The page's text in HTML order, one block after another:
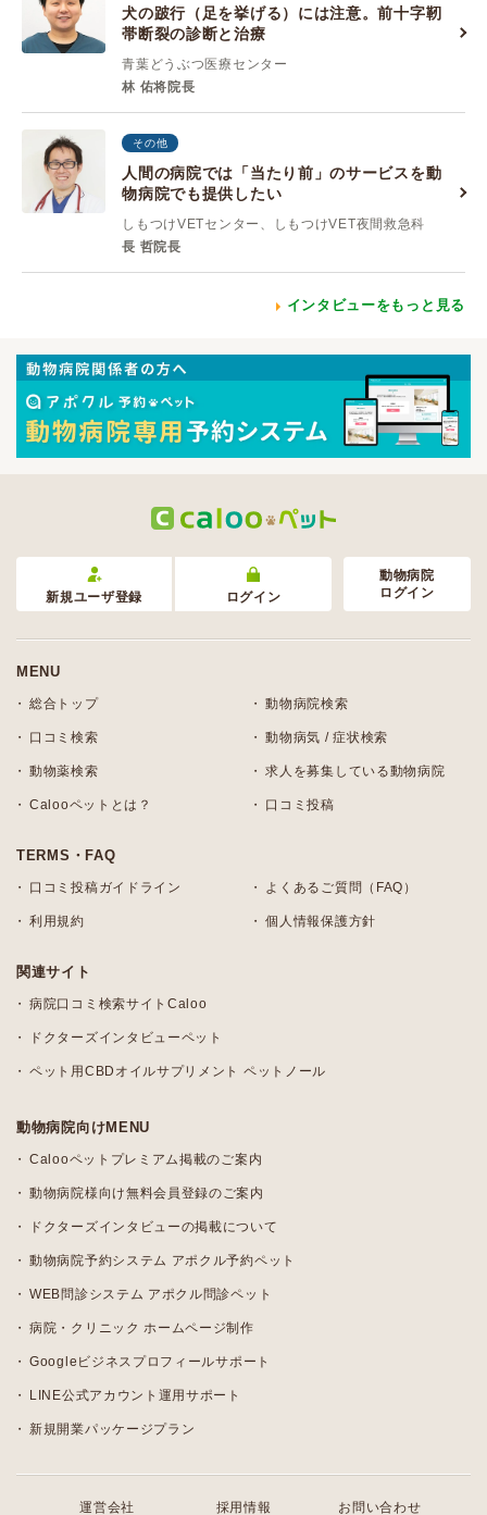
犬の跛行（足を挙げる）には注意。前十字靭
帯断裂の診断と治療
青葉どうぶつ医療センター
林 佑将院長
その他
人間の病院では「当たり前」のサービスを動
物病院でも提供したい
しもつけVETセンター、しもつけVET夜間救急科
長 哲院長
インタビューをもっと見る
新規ユーザ登録 ログイン
動物病院
ログイン
MENU
総合トップ 動物病院検索
口コミ検索 動物病気 / 症状検索
動物薬検索 求人を募集している動物病院
Calooペットとは？ 口コミ投稿
TERMS・FAQ
口コミ投稿ガイドライン よくあるご質問（FAQ）
利用規約 個人情報保護方針
関連サイト
病院口コミ検索サイトCaloo
ドクターズインタビューペット
ペット用CBDオイルサプリメント ペットノール
動物病院向けMENU
Calooペットプレミアム掲載のご案内
動物病院様向け無料会員登録のご案内
ドクターズインタビューの掲載について
動物病院予約システム アポクル予約ペット
WEB問診システム アポクル問診ペット
病院・クリニック ホームページ制作
Googleビジネスプロフィールサポート
LINE公式アカウント運用サポート
新規開業パッケージプラン
運営会社 採用情報 お問い合わせ